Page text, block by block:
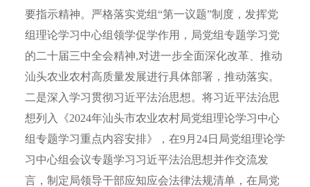
要指示精神。严格落实党组“第一议题”制度，发挥党
组理论学习中心组领学促学作用，局党组专题学习党
的二十届三中全会精神,对进一步全面深化改革、推动
汕头农业农村高质量发展进行具体部署，推动落实。
二是深入学习贯彻习近平法治思想。将习近平法治思
想列入《2024年汕头市农业农村局党组理论学习中心
组专题学习重点内容安排》，在9月24日局党组理论学
习中心组会议专题学习习近平法治思想并作交流发
言，制定局领导干部应知应会法律法规清单，在局党